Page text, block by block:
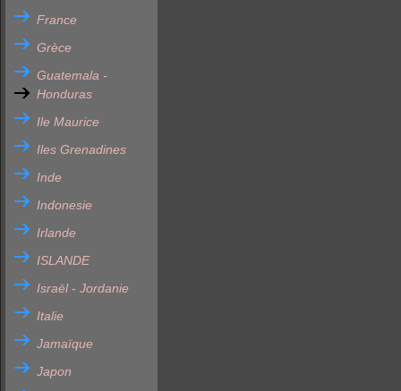
France
Grèce
Guatemala -
Honduras
Ile Maurice
Iles Grenadines
Inde
Indonesie
Irlande
ISLANDE
Israël - Jordanie
Italie
Jamaïque
Japon